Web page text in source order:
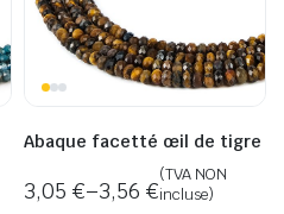
Abaque facetté œil de tigre
3,05 €–3,56 €
(TVA NON
incluse)